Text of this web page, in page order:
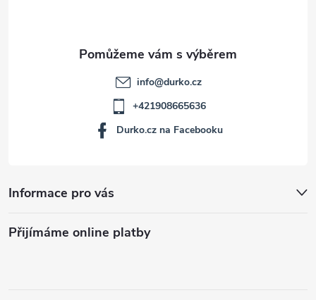
Informace pro vás
Přijímáme online platby
info@durko.cz
+421908665636
Durko.cz na Facebooku